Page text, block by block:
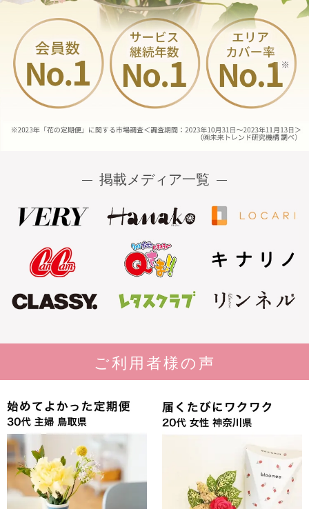
掲載メディア一覧
ご利用者様の声